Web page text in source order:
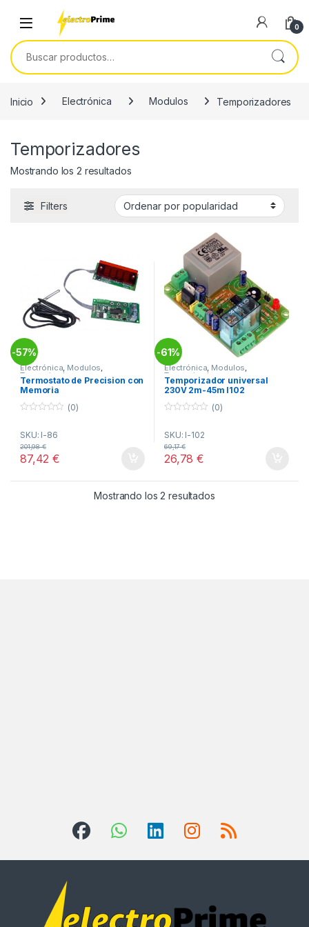
Skip to navigation
Skip to content
0
Buscar por:
Inicio Electrónica Modulos Temporizadores
Temporizadores
Mostrando los 2 resultadosOrdenado por popularidad
Filters
-57%
Electrónica, Modulos,
Temporizadores
Termostato de Precision con
Memoria
u
t
o
f
(0)
SKU: I-86
87,42€
201,98€
-61%
Electrónica, Modulos,
Temporizadores
Temporizador universal
230V 2m-45m I102
u
t
o
f
(0)
SKU: I-102
26,78€
69,17€
Mostrando los 2 resultadosOrdenado por